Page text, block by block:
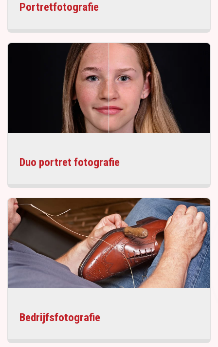
Portretfotografie
Duo portret fotografie
Bedrijfsfotografie